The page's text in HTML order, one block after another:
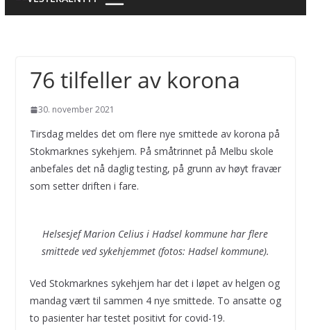
76 tilfeller av korona
30. november 2021
Tirsdag meldes det om flere nye smittede av korona på
Stokmarknes sykehjem. På småtrinnet på Melbu skole
anbefales det nå daglig testing, på grunn av høyt fravær
som setter driften i fare.
Helsesjef Marion Celius i Hadsel kommune har flere
smittede ved sykehjemmet (fotos: Hadsel kommune).
Ved Stokmarknes sykehjem har det i løpet av helgen og
mandag vært til sammen 4 nye smittede. To ansatte og
to pasienter har testet positivt for covid-19.